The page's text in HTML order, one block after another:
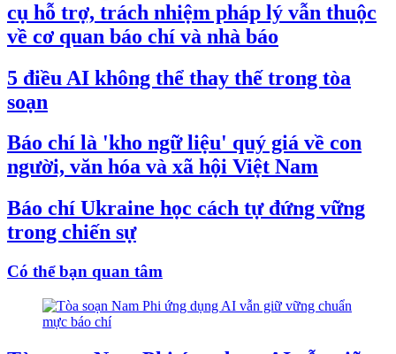
cụ hỗ trợ, trách nhiệm pháp lý vẫn thuộc
về cơ quan báo chí và nhà báo
5 điều AI không thể thay thế trong tòa
soạn
Báo chí là 'kho ngữ liệu' quý giá về con
người, văn hóa và xã hội Việt Nam
Báo chí Ukraine học cách tự đứng vững
trong chiến sự
Có thể bạn quan tâm